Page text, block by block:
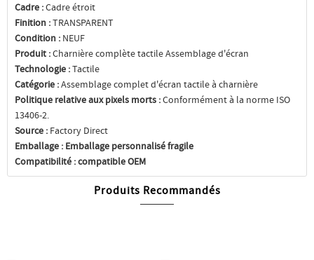
Cadre :Cadre étroit
Finition :TRANSPARENT
Condition : NEUF
Produit :Charnière complète tactile Assemblage d'écran
Technologie :Tactile
Catégorie :Assemblage complet d'écran tactile à charnière
Politique relative aux pixels morts :Conformément à la norme ISO
13406-2.
Source : Factory Direct
Emballage : Emballage personnalisé fragile
Compatibilité :compatible OEM
Produits Recommandés